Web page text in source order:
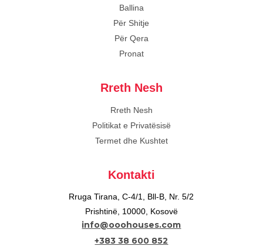
Ballina
Për Shitje
Për Qera
Pronat
Rreth Nesh
Rreth Nesh
Politikat e Privatësisë
Termet dhe Kushtet
Kontakti
Rruga Tirana, C-4/1, Bll-B, Nr. 5/2
Prishtinë, 10000, Kosovë
info@ooohouses.com
+383 38 600 852